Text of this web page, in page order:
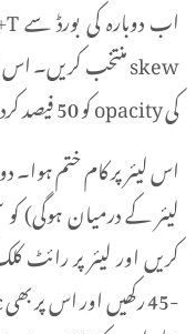
کی opacity کو 50 فیصد کردیں۔
اس لیئر پر کام ختم ہوا۔